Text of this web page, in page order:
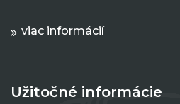
viac informácií
Užitočné informácie